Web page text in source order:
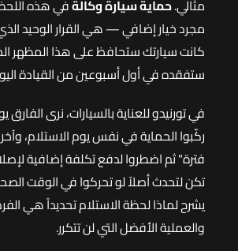
مثالي.حماية سيارة وكالةفي هذه
مجرد خيار إضافي — هي القرار الوحيد
كانت سيارتك ستحافظ على هذا المظهر
ستفقده في أول أسبوعين من القيادة
في تورنيدو للعناية بالسيارات، نرى الفارق
ركّبوا الحماية في نفس يوم الاستلام،
فترة" ثم اضطروا لدفع تكلفة إضافية
تكن لتحدث أصلاً لو تحركوا في الوقت
يشرح لماذا لحظة الاستلام تحديداً هي
والعملية الأفضل التي لن تتكرر.